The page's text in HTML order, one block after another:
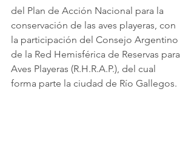
del Plan de Acción Nacional para la
conservación de las aves playeras, con
la participación del Consejo Argentino
de la Red Hemisférica de Reservas para
Aves Playeras (R.H.R.A.P.), del cual
forma parte la ciudad de Río Gallegos.